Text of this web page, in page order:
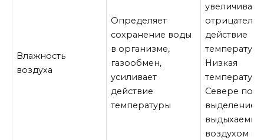
Влажность
воздуха
Определяет
сохранение воды
в организме,
газообмен,
усиливает
действие
температуры
увеличивает
действие
Низкая
Севере
выделение
выдыхаемым
воздухом и